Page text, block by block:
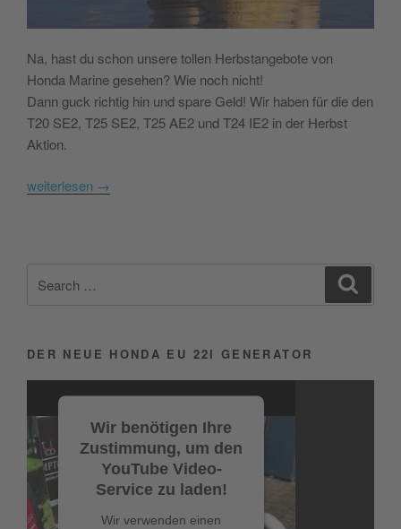
Na, hast du schon unsere tollen Herbstangebote von
Honda Marine gesehen? Wie noch nicht!
Dann guck richtig hin und spare Geld! Wir haben für die den
T20 SE2, T25 SE2, T25 AE2 und T24 IE2 in der Herbst
Aktion.
weiterlesen →
for:
DER NEUE HONDA EU 22I GENERATOR
Wir benötigen Ihre
Zustimmung, um den
YouTube Video-
Service zu laden!
Wir verwenden einen